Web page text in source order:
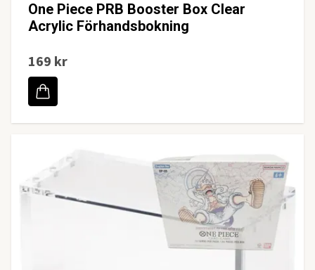
One Piece PRB Booster Box Clear
Acrylic Förhandsbokning
169 kr